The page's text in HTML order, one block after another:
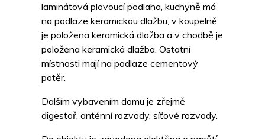
laminátová plovoucí podlaha, kuchyně má
na podlaze keramickou dlažbu, v koupelně
je položena keramická dlažba a v chodbě je
položena keramická dlažba. Ostatní
místnosti mají na podlaze cementový
potěr.
Dalším vybavením domu je zřejmě
digestoř, anténní rozvody, síťové rozvody.